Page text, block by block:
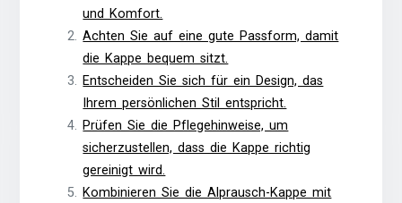
und Komfort.
Achten Sie auf eine gute Passform, damit
die Kappe bequem sitzt.
Entscheiden Sie sich für ein Design, das
Ihrem persönlichen Stil entspricht.
Prüfen Sie die Pflegehinweise, um
sicherzustellen, dass die Kappe richtig
gereinigt wird.
Kombinieren Sie die Alprausch-Kappe mit